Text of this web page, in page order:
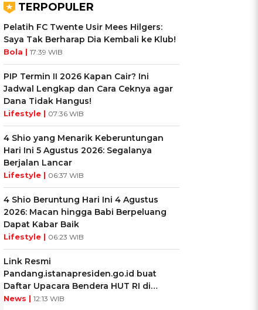
TERPOPULER
Pelatih FC Twente Usir Mees Hilgers:
Saya Tak Berharap Dia Kembali ke Klub!
Bola | 17:39 WIB
PIP Termin II 2026 Kapan Cair? Ini
Jadwal Lengkap dan Cara Ceknya agar
Dana Tidak Hangus!
Lifestyle | 07:36 WIB
4 Shio yang Menarik Keberuntungan
Hari Ini 5 Agustus 2026: Segalanya
Berjalan Lancar
Lifestyle | 06:37 WIB
4 Shio Beruntung Hari Ini 4 Agustus
2026: Macan hingga Babi Berpeluang
Dapat Kabar Baik
Lifestyle | 06:23 WIB
Link Resmi
Pandang.istanapresiden.go.id buat
Daftar Upacara Bendera HUT RI di
Istana Negara
News | 12:13 WIB